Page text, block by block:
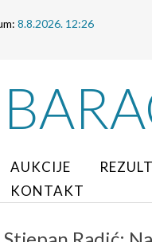
8.8.2026. 12:26
AUKCIJE
KONTAKT